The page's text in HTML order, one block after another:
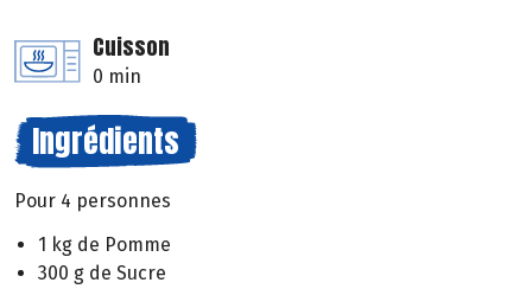
Cuisson
0 min
Ingrédients
Pour 4 personnes
1 kg de Pomme
300 g de Sucre